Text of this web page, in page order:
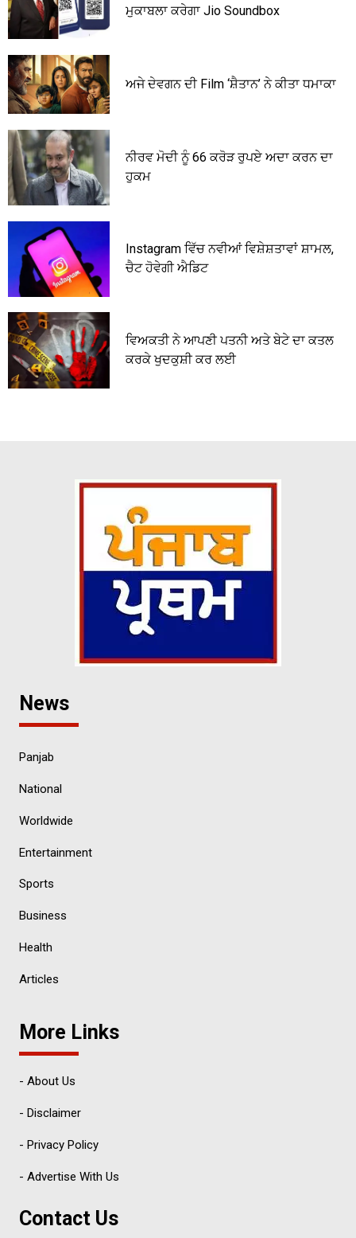
ਮੁਕਾਬਲਾ ਕਰੇਗਾ Jio Soundbox
ਅਜੇ ਦੇਵਗਨ ਦੀ Film ‘ਸ਼ੈਤਾਨ’ ਨੇ ਕੀਤਾ ਧਮਾਕਾ
ਨੀਰਵ ਮੋਦੀ ਨੂੰ 66 ਕਰੋੜ ਰੁਪਏ ਅਦਾ ਕਰਨ ਦਾ
ਹੁਕਮ
Instagram ਵਿੱਚ ਨਵੀਆਂ ਵਿਸ਼ੇਸ਼ਤਾਵਾਂ ਸ਼ਾਮਲ,
ਚੈਟ ਹੋਵੇਗੀ ਐਡਿਟ
ਵਿਅਕਤੀ ਨੇ ਆਪਣੀ ਪਤਨੀ ਅਤੇ ਬੇਟੇ ਦਾ ਕਤਲ
ਕਰਕੇ ਖੁਦਕੁਸ਼ੀ ਕਰ ਲਈ
News
Panjab
National
Worldwide
Entertainment
Sports
Business
Health
Articles
More Links
- About Us
- Disclaimer
- Privacy Policy
- Advertise With Us
Contact Us